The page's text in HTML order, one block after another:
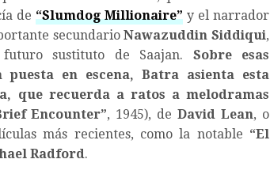
de “Slumdog Millionaire”y el narrador
secundarioNawazuddin Siddiqui,
sustituto de Saajan. Sobre esas
en escena, Batra asienta esta
que recuerda a ratos a melodramas
Encounter”, 1945), deDavid Lean, o
más recientes, como la notable “El
Radford.